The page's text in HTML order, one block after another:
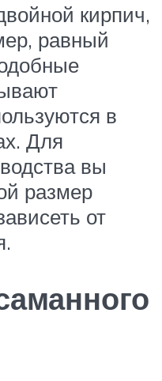
кирпич,
равный
в
Для
вы
размер
от